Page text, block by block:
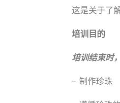
这是关于了
培训目的
培训结束时
– 制作珍珠